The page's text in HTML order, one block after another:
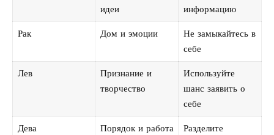
идеи
информацию
Рак Дом и эмоции
Не замыкайтесь в
себе
Лев
Признание и
творчество
Используйте
шанс заявить о
себе
Дева Порядок и работа
Разделите